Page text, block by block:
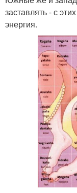
заставлять - с
энергия.